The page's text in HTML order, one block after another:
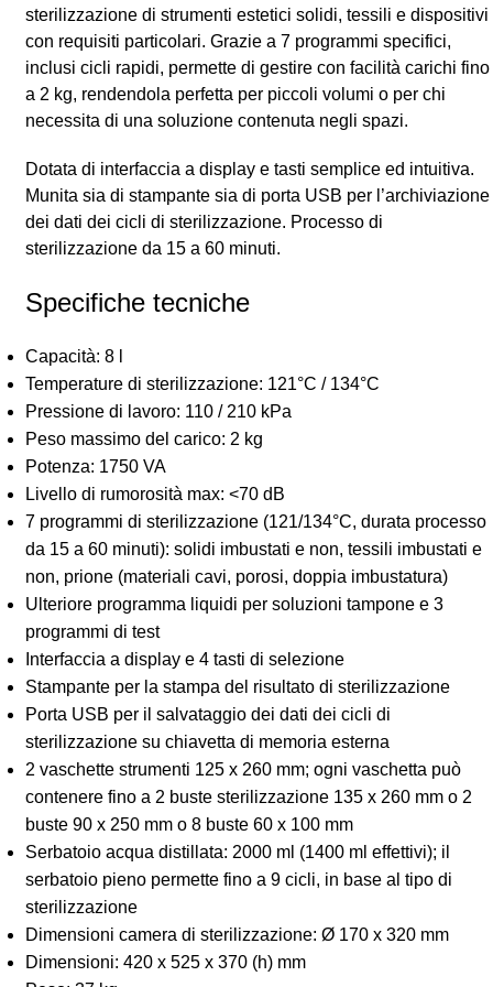
sterilizzazione di strumenti estetici solidi, tessili e dispositivi
con requisiti particolari. Grazie a 7 programmi specifici,
inclusi cicli rapidi, permette di gestire con facilità carichi fino
a 2 kg, rendendola perfetta per piccoli volumi o per chi
necessita di una soluzione contenuta negli spazi.
Dotata di interfaccia a display e tasti semplice ed intuitiva.
Munita sia di stampante sia di porta USB per l’archiviazione
dei dati dei cicli di sterilizzazione. Processo di
sterilizzazione da 15 a 60 minuti.
Specifiche tecniche
Capacità: 8 l
Temperature di sterilizzazione: 121°C / 134°C
Pressione di lavoro: 110 / 210 kPa
Peso massimo del carico: 2 kg
Potenza: 1750 VA
Livello di rumorosità max: <70 dB
7 programmi di sterilizzazione (121/134°C, durata processo
da 15 a 60 minuti): solidi imbustati e non, tessili imbustati e
non, prione (materiali cavi, porosi, doppia imbustatura)
Ulteriore programma liquidi per soluzioni tampone e 3
programmi di test
Interfaccia a display e 4 tasti di selezione
Stampante per la stampa del risultato di sterilizzazione
Porta USB per il salvataggio dei dati dei cicli di
sterilizzazione su chiavetta di memoria esterna
2 vaschette strumenti 125 x 260 mm; ogni vaschetta può
contenere fino a 2 buste sterilizzazione 135 x 260 mm o 2
buste 90 x 250 mm o 8 buste 60 x 100 mm
Serbatoio acqua distillata: 2000 ml (1400 ml effettivi); il
serbatoio pieno permette fino a 9 cicli, in base al tipo di
sterilizzazione
Dimensioni camera di sterilizzazione: Ø 170 x 320 mm
Dimensioni: 420 x 525 x 370 (h) mm